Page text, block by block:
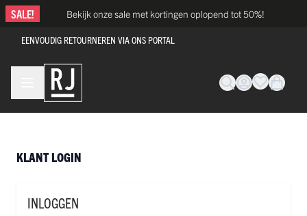
Ga naar de inhoud
SALE! Bekijk onze sale met kortingen oplopend tot 50%!
EENVOUDIG RETOURNEREN VIA ONS PORTAL
KLANT LOGIN
INLOGGEN